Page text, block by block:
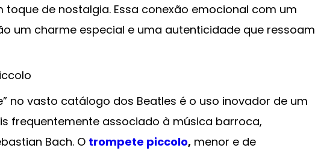
de nostalgia. Essa conexão emocional com um
um charme especial e uma autenticidade que ressoam
no vasto catálogo dos Beatles é o uso inovador de um
frequentemente associado à música barroca,
Bach. O trompete piccolo, menor e de